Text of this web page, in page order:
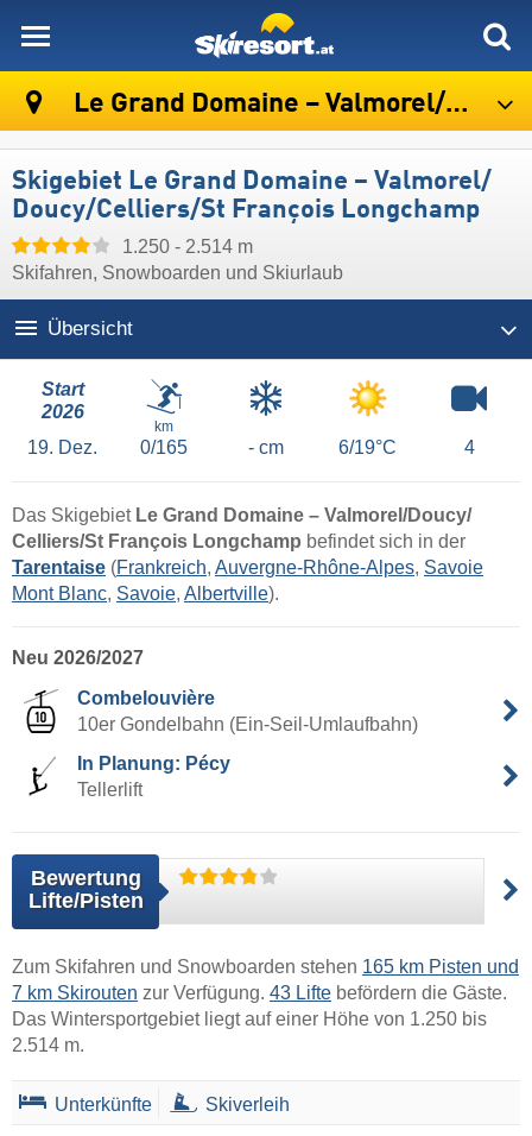
Le Grand Domaine – Valmorel/​Doucy/​Celliers/​St François Longchamp
Skigebiet Le Grand Domaine – Valmorel/​
Doucy/​Celliers/​St François Longchamp
1.250 - 2.514 m
Skifahren, Snowboarden und Skiurlaub
Übersicht
Start
2026
19. Dez.
km
0/165 - cm 6/19°C 4
Das Skigebiet Le Grand Domaine – Valmorel/​Doucy/​
Celliers/​St François Longchamp befindet sich in der
Tarentaise (Frankreich, Auvergne-Rhône-Alpes, Savoie
Mont Blanc, Savoie, Albertville).
Neu 2026/2027
Combelouvière
10er Gondelbahn (Ein-Seil-Umlaufbahn)
In Planung: Pécy
Tellerlift
Bewertung
Lifte/Pisten
Zum Skifahren und Snowboarden stehen 165 km Pisten und
7 km Skirouten zur Verfügung. 43 Lifte befördern die Gäste.
Das Wintersportgebiet liegt auf einer Höhe von 1.250 bis
2.514 m.
Unterkünfte Skiverleih